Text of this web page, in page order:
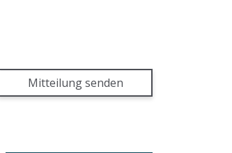
Mitteilung senden